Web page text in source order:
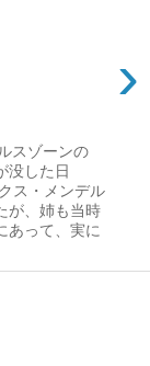
›
スゾーンの
没した日
ス・メンデル
が、姉も当時
あって、実に